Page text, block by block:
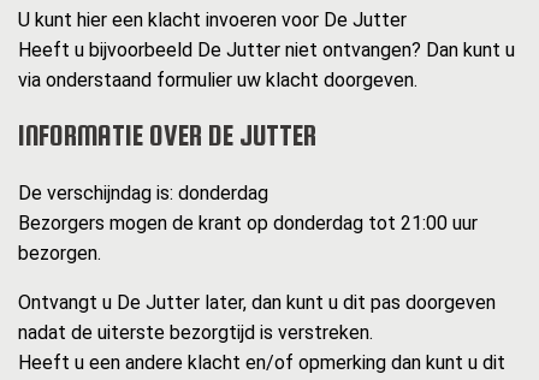
U kunt hier een klacht invoeren voor De Jutter
Heeft u bijvoorbeeld De Jutter niet ontvangen? Dan kunt u
via onderstaand formulier uw klacht doorgeven.
INFORMATIE OVER DE JUTTER
De verschijndag is: donderdag
Bezorgers mogen de krant op donderdag tot 21:00 uur
bezorgen.
Ontvangt u De Jutter later, dan kunt u dit pas doorgeven
nadat de uiterste bezorgtijd is verstreken.
Heeft u een andere klacht en/of opmerking dan kunt u dit